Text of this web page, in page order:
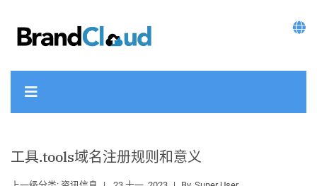
工具.tools域名注册规则和意义